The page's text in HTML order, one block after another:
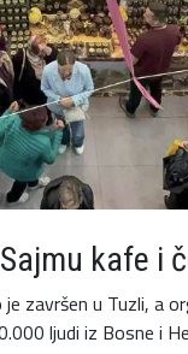
kafe i
završen u Tuzli, a
ljudi iz Bosne i